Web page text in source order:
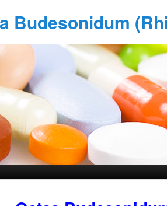
Budesonidum